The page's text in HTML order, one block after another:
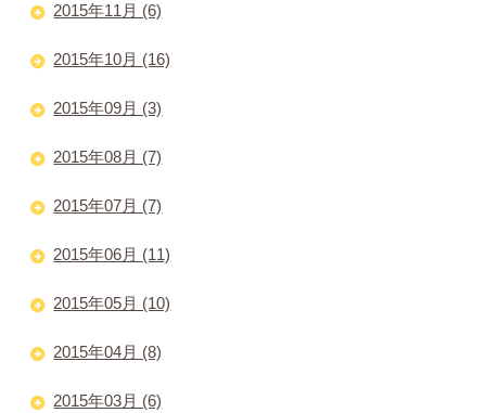
2015年11月 (6)
2015年10月 (16)
2015年09月 (3)
2015年08月 (7)
2015年07月 (7)
2015年06月 (11)
2015年05月 (10)
2015年04月 (8)
2015年03月 (6)